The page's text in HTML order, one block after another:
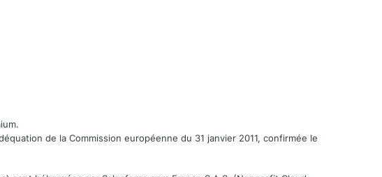
de la Commission européenne du 31 janvier 2011, confirmée le